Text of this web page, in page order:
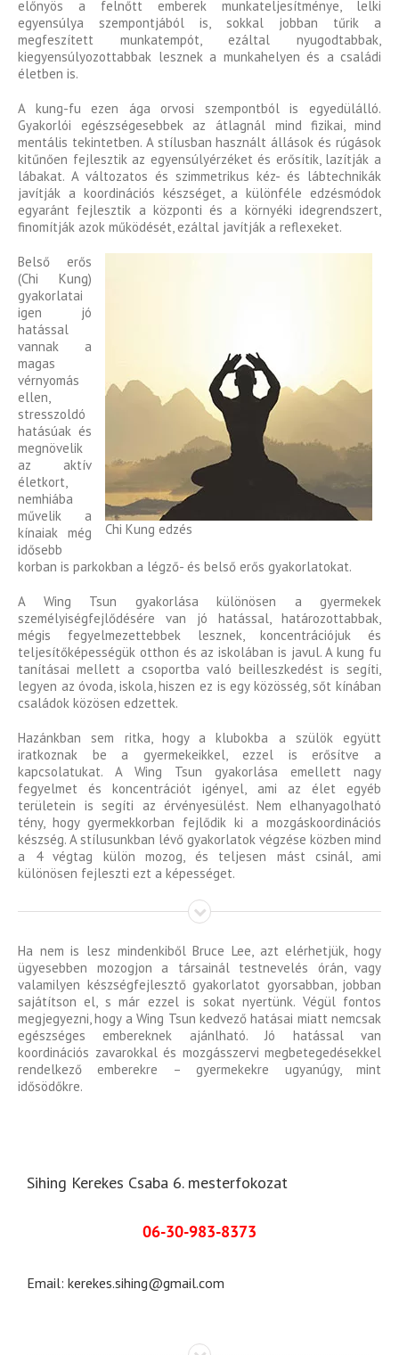
előnyös a felnőtt emberek munkateljesítménye, lelki
egyensúlya szempontjából is, sokkal jobban tűrik a
megfeszített munkatempót, ezáltal nyugodtabbak,
kiegyensúlyozottabbak lesznek a munkahelyen és a családi
életben is.
A kung-fu ezen ága orvosi szempontból is egyedülálló.
Gyakorlói egészségesebbek az átlagnál mind fizikai, mind
mentális tekintetben. A stílusban használt állások és rúgások
kitűnően fejlesztik az egyensúlyérzéket és erősítik, lazítják a
lábakat. A változatos és szimmetrikus kéz- és lábtechnikák
javítják a koordinációs készséget, a különféle edzésmódok
egyaránt fejlesztik a központi és a környéki idegrendszert,
finomítják azok működését, ezáltal javítják a reflexeket.
Chi Kung edzés
Belső erős
(Chi Kung)
gyakorlatai
igen jó
hatással
vannak a
magas
vérnyomás
ellen,
stresszoldó
hatásúak és
megnövelik
az aktív
életkort,
nemhiába
művelik a
kínaiak még
idősebb
korban is parkokban a légző- és belső erős gyakorlatokat.
A Wing Tsun gyakorlása különösen a gyermekek
személyiségfejlődésére van jó hatással, határozottabbak,
mégis fegyelmezettebbek lesznek, koncentrációjuk és
teljesítőképességük otthon és az iskolában is javul. A kung fu
tanításai mellett a csoportba való beilleszkedést is segíti,
legyen az óvoda, iskola, hiszen ez is egy közösség, sőt kínában
családok közösen edzettek.
Hazánkban sem ritka, hogy a klubokba a szülök együtt
iratkoznak be a gyermekeikkel, ezzel is erősítve a
kapcsolatukat. A Wing Tsun gyakorlása emellett nagy
fegyelmet és koncentrációt igényel, ami az élet egyéb
területein is segíti az érvényesülést. Nem elhanyagolható
tény, hogy gyermekkorban fejlődik ki a mozgáskoordinációs
készség. A stílusunkban lévő gyakorlatok végzése közben mind
a 4 végtag külön mozog, és teljesen mást csinál, ami
különösen fejleszti ezt a képességet.
Ha nem is lesz mindenkiből Bruce Lee, azt elérhetjük, hogy
ügyesebben mozogjon a társainál testnevelés órán, vagy
valamilyen készségfejlesztő gyakorlatot gyorsabban, jobban
sajátítson el, s már ezzel is sokat nyertünk. Végül fontos
megjegyezni, hogy a Wing Tsun kedvező hatásai miatt nemcsak
egészséges embereknek ajánlható. Jó hatással van
koordinációs zavarokkal és mozgásszervi megbetegedésekkel
rendelkező emberekre – gyermekekre ugyanúgy, mint
idősödőkre.
Sihing Kerekes Csaba 6. mesterfokozat
06-30-983-8373
Email: kerekes.sihing@gmail.com